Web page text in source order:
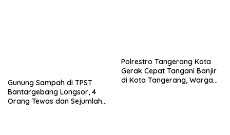
Gunung Sampah di TPST
Bantargebang Longsor, 4
Orang Tewas dan Sejumlah
Polrestro Tangerang Kota
Gerak Cepat Tangani Banjir
di Kota Tangerang, Warga